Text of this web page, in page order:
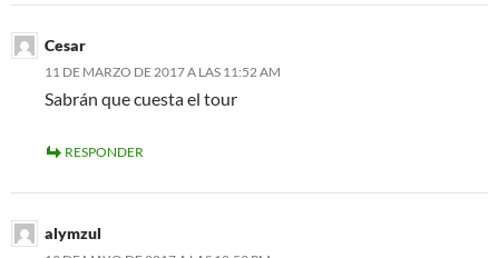
Cesar
11 DE MARZO DE 2017 A LAS 11:52 AM
Sabrán que cuesta el tour
RESPONDER
alymzul